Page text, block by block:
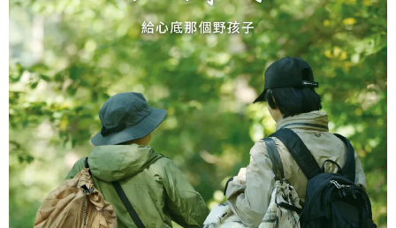
【注意事項】
１．透過由恩沛科技股份有限公司提供之「AFTEE先享後付」服務完成之交
易，需依本服務之必要範圍內提供個人資料，並將交易相關給付款項請求債
權轉讓予恩沛科技股份有限公司。
２．關於個人資料處理事宜，請瀏覽以下網址：
https://aftee.tw/terms/#terms3
３．未成年的使用者請事先徵得法定代理人或監護人之同意方可使用
「AFTEE先享後付」，若未經同意申辦者引起之損失，本公司不負相關責
任。
４．使用「AFTEE先享後付」時，將依據個別帳號之用戶狀況，依本公司即
時審查核予不同之上限額度；若仍有額度不足之情形，本公司將視審查結果
請求用戶進行身份認證。
５．嚴禁一人註冊多個帳號或使用他人資訊註冊。若發現惡意使用之情形，
恩沛科技股份有限公司將有權停止該用戶之使用額度並採取法律行動。